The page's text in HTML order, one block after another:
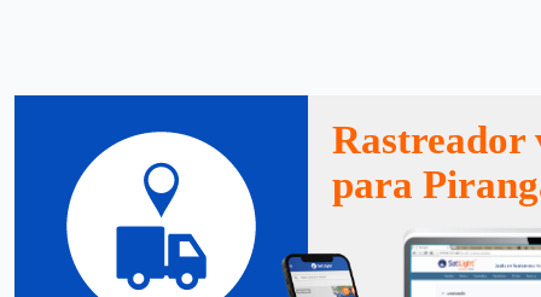
Rastreador
para